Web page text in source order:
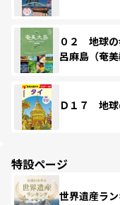
０２ 地球
呂麻島（奄
Ｄ１７ 地
特設ページ
世界遺産ラ